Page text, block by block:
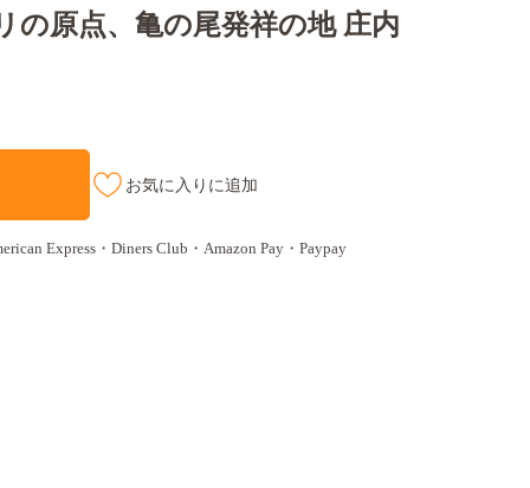
の原点、亀の尾発祥の地 庄内
お気に入りに追加
Express・Diners Club・Amazon Pay・Paypay